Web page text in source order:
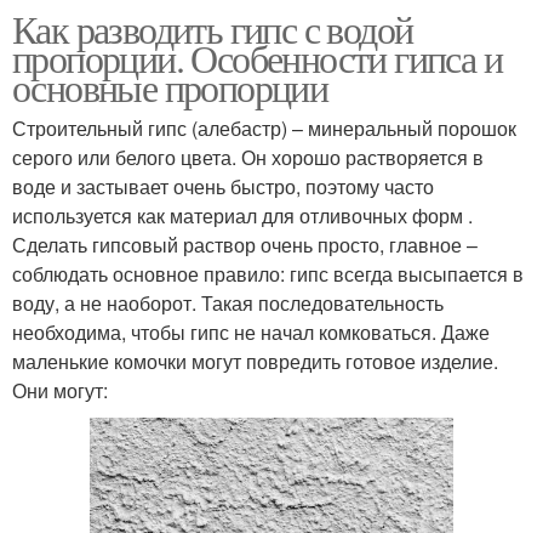
Как разводить гипс с водой
пропорции. Особенности гипса и
основные пропорции
Строительный гипс (алебастр) – минеральный порошок
серого или белого цвета. Он хорошо растворяется в
воде и застывает очень быстро, поэтому часто
используется как материал для отливочных форм .
Сделать гипсовый раствор очень просто, главное –
соблюдать основное правило: гипс всегда высыпается в
воду, а не наоборот. Такая последовательность
необходима, чтобы гипс не начал комковаться. Даже
маленькие комочки могут повредить готовое изделие.
Они могут: